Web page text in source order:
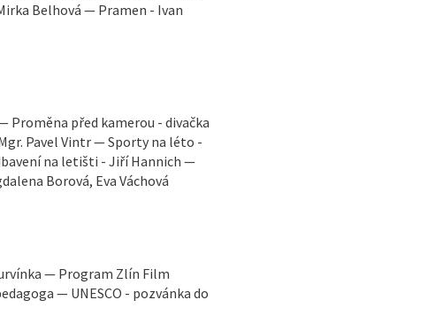
Belhová — Pramen - Ivan
Proměna před kamerou - divačka
Pavel Vintr — Sporty na léto -
na letišti - Jiří Hannich —
Borová, Eva Váchová
— Program Zlín Film
— UNESCO - pozvánka do